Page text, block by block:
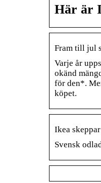
Här är
Fram till jul
Varje år
okänd
för den*.
köpet.
Ikea
Svensk